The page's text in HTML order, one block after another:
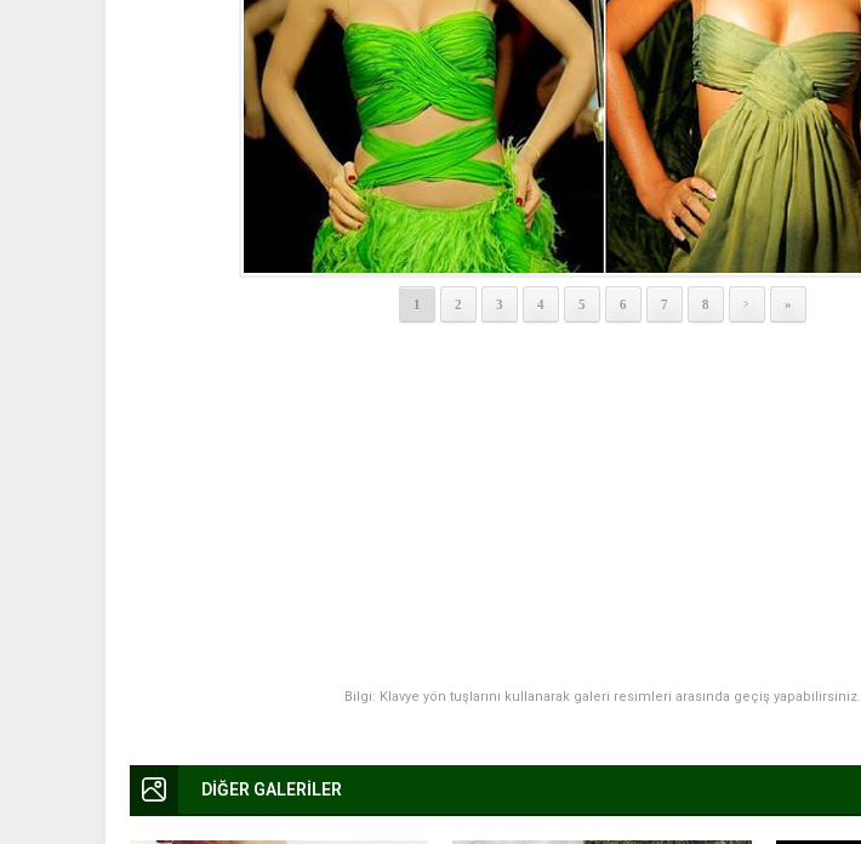
1 2 3 4 5 6 7 8 > »
Bilgi: Klavye yön tuşlarını kullanarak galeri resimleri arasında geçiş yapabilirsiniz.
DİĞER GALERİLER